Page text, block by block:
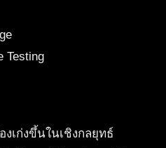
Testing
เก่งขึ้นในเชิงกลยุทธ์